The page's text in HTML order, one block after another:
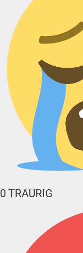
0 TRAURIG